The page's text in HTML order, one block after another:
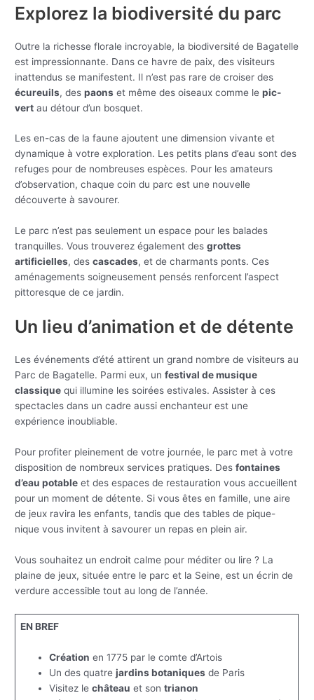
Explorez la biodiversité du parc
Outre la richesse florale incroyable, la biodiversité de Bagatelle
est impressionnante. Dans ce havre de paix, des visiteurs
inattendus se manifestent. Il n’est pas rare de croiser des
écureuils, despaons et même des oiseaux comme lepic-
vert au détour d’un bosquet.
Les en-cas de la faune ajoutent une dimension vivante et
dynamique à votre exploration. Les petits plans d’eau sont des
refuges pour de nombreuses espèces. Pour les amateurs
d’observation, chaque coin du parc est une nouvelle
découverte à savourer.
Le parc n’est pas seulement un espace pour les balades
tranquilles. Vous trouverez également desgrottes
artificielles, descascades, et de charmants ponts. Ces
aménagements soigneusement pensés renforcent l’aspect
pittoresque de ce jardin.
Un lieu d’animation et de détente
Les événements d’été attirent un grand nombre de visiteurs au
Parc de Bagatelle. Parmi eux, unfestival de musique
classique qui illumine les soirées estivales. Assister à ces
spectacles dans un cadre aussi enchanteur est une
expérience inoubliable.
Pour profiter pleinement de votre journée, le parc met à votre
disposition de nombreux services pratiques. Desfontaines
d’eau potable et des espaces de restauration vous accueillent
pour un moment de détente. Si vous êtes en famille, une aire
de jeux ravira les enfants, tandis que des tables de pique-
nique vous invitent à savourer un repas en plein air.
Vous souhaitez un endroit calme pour méditer ou lire ? La
plaine de jeux, située entre le parc et la Seine, est un écrin de
verdure accessible tout au long de l’année.
EN BREF
Création en 1775 par le comte d’Artois
Un des quatre jardins botaniquesde Paris
Visitez le château et son trianon